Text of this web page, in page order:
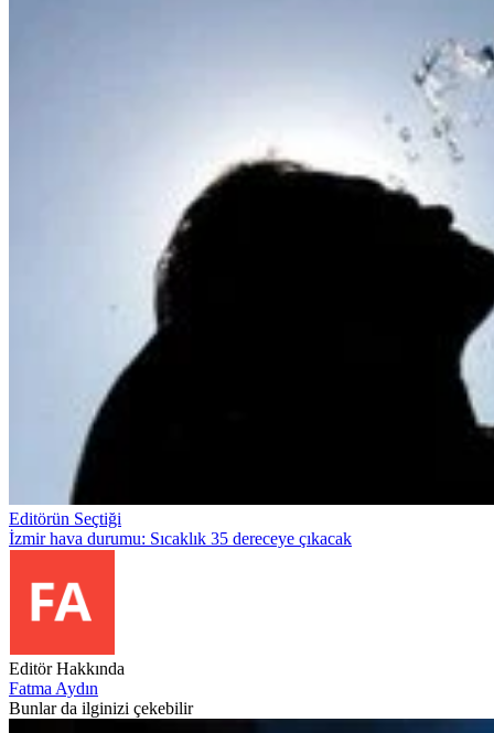
Editörün Seçtiği
İzmir hava durumu: Sıcaklık 35 dereceye çıkacak
Editör Hakkında
Fatma Aydın
Bunlar da ilginizi çekebilir